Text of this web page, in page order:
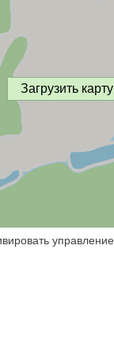
Загрузить карту
управление